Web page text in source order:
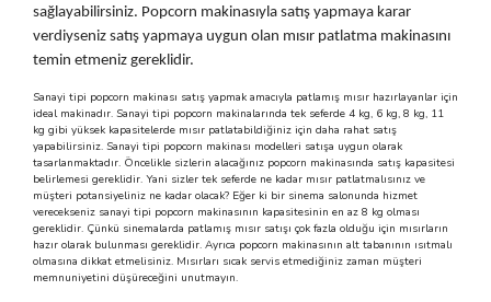
Arabaları
sağlayabilirsiniz. Popcorn makinasıyla satış yapmaya karar
verdiyseniz satış yapmaya uygun olan mısır patlatma makinasını
temin etmeniz gereklidir.
Sanayi tipi popcorn makinası satış yapmak amacıyla patlamış mısır hazırlayanlar için
ideal makinadır. Sanayi tipi popcorn makinalarında tek seferde 4 kg, 6 kg, 8 kg, 11
kg gibi yüksek kapasitelerde mısır patlatabildiğiniz için daha rahat satış
yapabilirsiniz. Sanayi tipi popcorn makinası modelleri satışa uygun olarak
tasarlanmaktadır. Öncelikle sizlerin alacağınız popcorn makinasında satış kapasitesi
belirlemesi gereklidir. Yani sizler tek seferde ne kadar mısır patlatmalısınız ve
müşteri potansiyeliniz ne kadar olacak? Eğer ki bir sinema salonunda hizmet
verecekseniz sanayi tipi popcorn makinasının kapasitesinin en az 8 kg olması
gereklidir. Çünkü sinemalarda patlamış mısır satışı çok fazla olduğu için mısırların
hazır olarak bulunması gereklidir. Ayrıca popcorn makinasının alt tabanının ısıtmalı
olmasına dikkat etmelisiniz. Mısırları sıcak servis etmediğiniz zaman müşteri
memnuniyetini düşüreceğini unutmayın.